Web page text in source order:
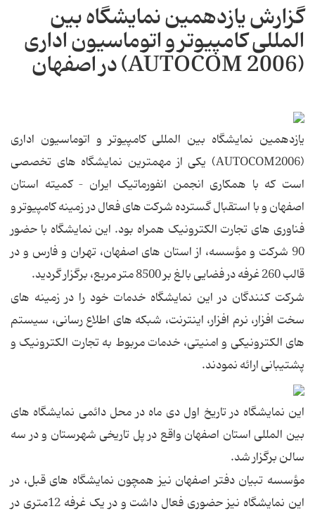
گزارش یازدهمین نمایشگاه بین
المللی کامپیوتر و اتوماسیون اداری
(AUTOCOM 2006) در اصفهان
یازدهمین نمایشگاه بین المللی کامپیوتر و اتوماسیون اداری
(AUTOCOM2006) یکی از مهمترین نمایشگاه های تخصصی
است که با همکاری انجمن انفورماتیک ایران – کمیته استان
اصفهان و با استقبال گسترده شرکت های فعال در زمینه کامپیوتر و
فناوری های تجارت الکترونیک همراه بود. این نمایشگاه با حضور
90 شرکت و مؤسسه، از استان های اصفهان، تهران و فارس و در
قالب 260 غرفه در فضایی بالغ بر 8500 متر مربع، برگزار گردید.
شرکت کنندگان در این نمایشگاه خدمات خود را در زمینه های
سخت افزار، نرم افزار، اینترنت، شبکه های اطلاع رسانی، سیستم
های الکترونیکی و امنیتی، خدمات مربوط به تجارت الکترونیک و
پشتیبانی ارائه نمودند.
این نمایشگاه در تاریخ اول دی ماه در محل دائمی نمایشگاه های
بین المللی استان اصفهان واقع در پل تاریخی شهرستان و در سه
سالن برگزار شد.
مؤسسه تبیان دفتر اصفهان نیز همچون نمایشگاه های قبل، در
این نمایشگاه نیز حضوری فعال داشت و در یک غرفه 12متری در